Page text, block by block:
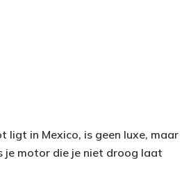
ligt in Mexico, is geen luxe, maar
je motor die je niet droog laat